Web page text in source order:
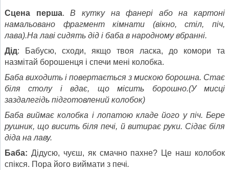
Сцена перша.В кутку на фанері або на картоні
намальовано фрагмент кімнати (вікно, стіл, піч,
лава).На лаві сидять дід і баба в народному вбранні.
Дід: Бабусю, сходи, якщо твоя ласка, до комори та
назмітай борошенця і спечи мені колобка.
Баба виходить і повертається з мискою борошна. Стає
біля столу і вдає, що місить борошно.(У мисці
заздалегідь підготовлений колобок)
Баба виймає колобка і лопатою кладе його у піч. Бере
рушник, що висить біля печі, й витирає руки. Сідає біля
діда на лаву.
Баба: Дідусю, чуєш, як смачно пахне? Це наш колобок
спікся. Пора його виймати з печі.